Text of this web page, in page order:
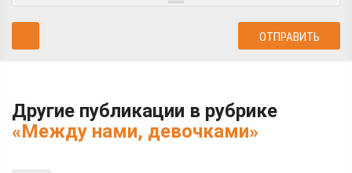
Другие публикации в рубрике
«Между нами, девочками»